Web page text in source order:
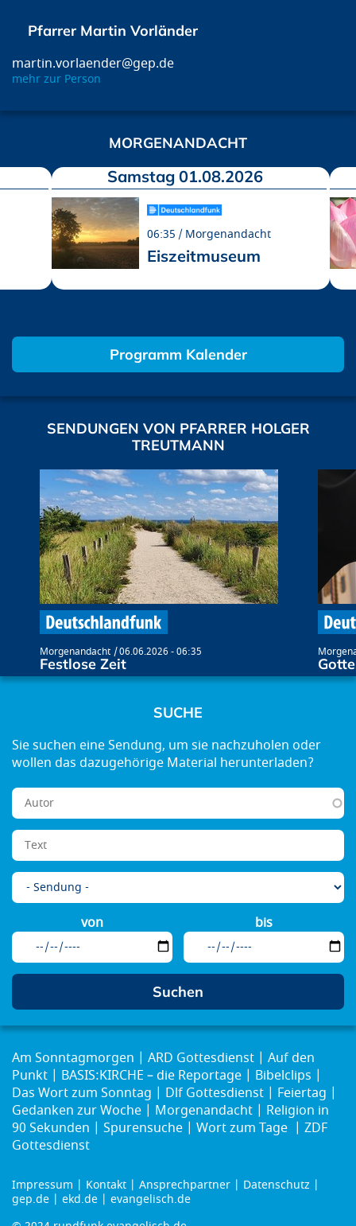
Pfarrer Martin Vorländer
martin.vorlaender@gep.de
mehr zur Person
MORGENANDACHT
Samstag 01.08.2026
06:35 Morgenandacht
Eiszeitmuseum
Programm Kalender
SENDUNGEN VON PFARRER HOLGER
TREUTMANN
Morgenandacht 06.06.2026 - 06:35
Festlose Zeit
SUCHE
von bis
Am Sonntagmorgen ARD Gottesdienst
Auf den
Punkt
BASIS:KIRCHE – die Reportage
Bibelclips
Das Wort zum Sonntag
Dlf Gottesdienst
Feiertag
Gedanken zur Woche
Morgenandacht
Religion in
90 Sekunden
Spurensuche Wort zum Tage
ZDF
Gottesdienst
Footer
menu
Impressum Kontakt Ansprechpartner
Datenschutz
gep.de
ekd.de
evangelisch.de